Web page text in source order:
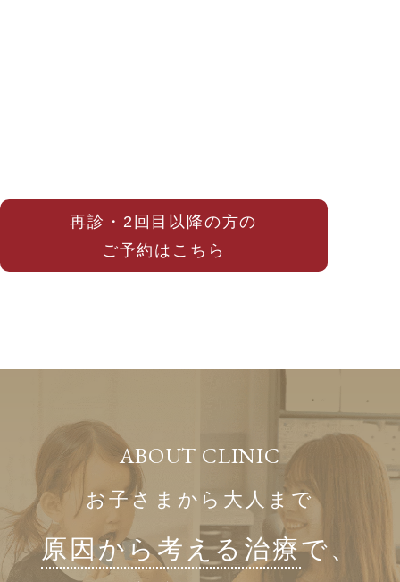
再診・2回目以降の方の
ご予約はこちら
ABOUT CLINIC
お子さまから大人まで
原因から考える治療で、